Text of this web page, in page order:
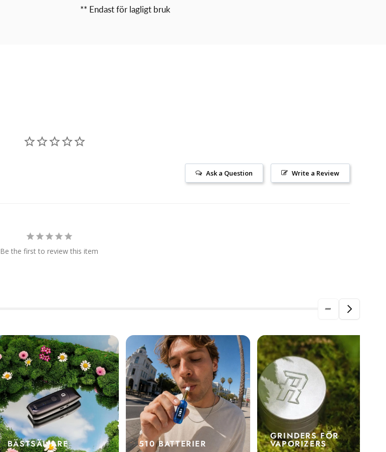
** Endast för lagligt bruk
Write a Review
Ask a Question
Be the first to review this item
BÄSTSÄLJARE 510 BATTERIER
GRINDERS FÖR
VAPORIZERS